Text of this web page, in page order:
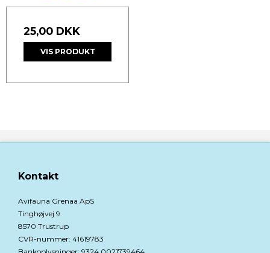
25,00 DKK
VIS PRODUKT
Kontakt
Avifauna Grenaa ApS
Tinghøjvej 9
8570 Trustrup
CVR-nummer: 41619783